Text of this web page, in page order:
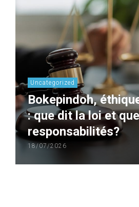
Uncategorized
Bokepindoh,
: que dit la loi et
responsabilités?
18/07/2026